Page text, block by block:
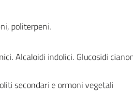
politerpeni.
Alcaloidi indolici. Glucosidi
secondari e ormoni vegetali